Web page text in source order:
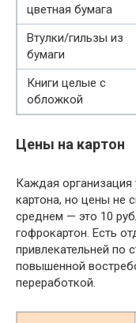
цветная бумага
Втулки/гильзы из
бумаги
Книги целые с
обложкой
Цены на картон
Каждая организация
картона, но цены не
среднем — это 10
гофрокартон. Есть
привлекательней по
повышенной
переработкой.